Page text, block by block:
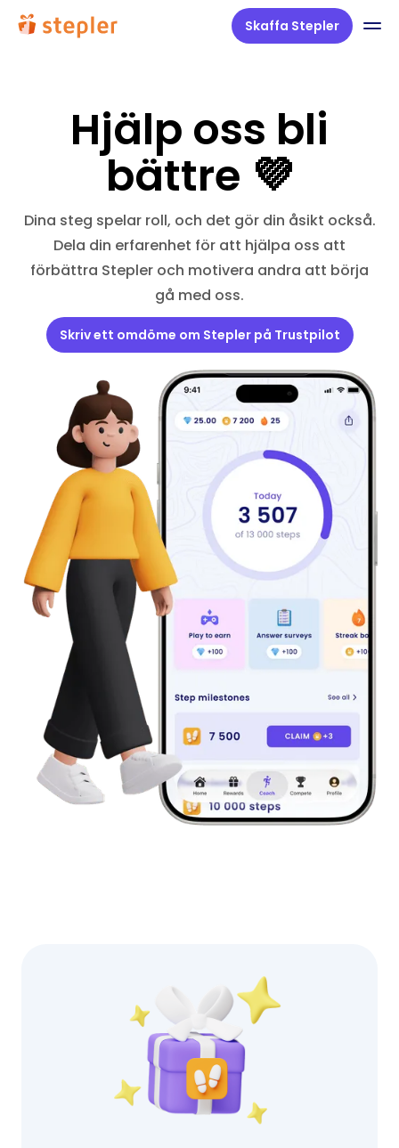
Skaffa Stepler
Hjälp oss bli
bättre 💜
Dina steg spelar roll, och det gör din åsikt också.
Dela din erfarenhet för att hjälpa oss att
förbättra Stepler och motivera andra att börja
gå med oss.
Skriv ett omdöme om Stepler på Trustpilot